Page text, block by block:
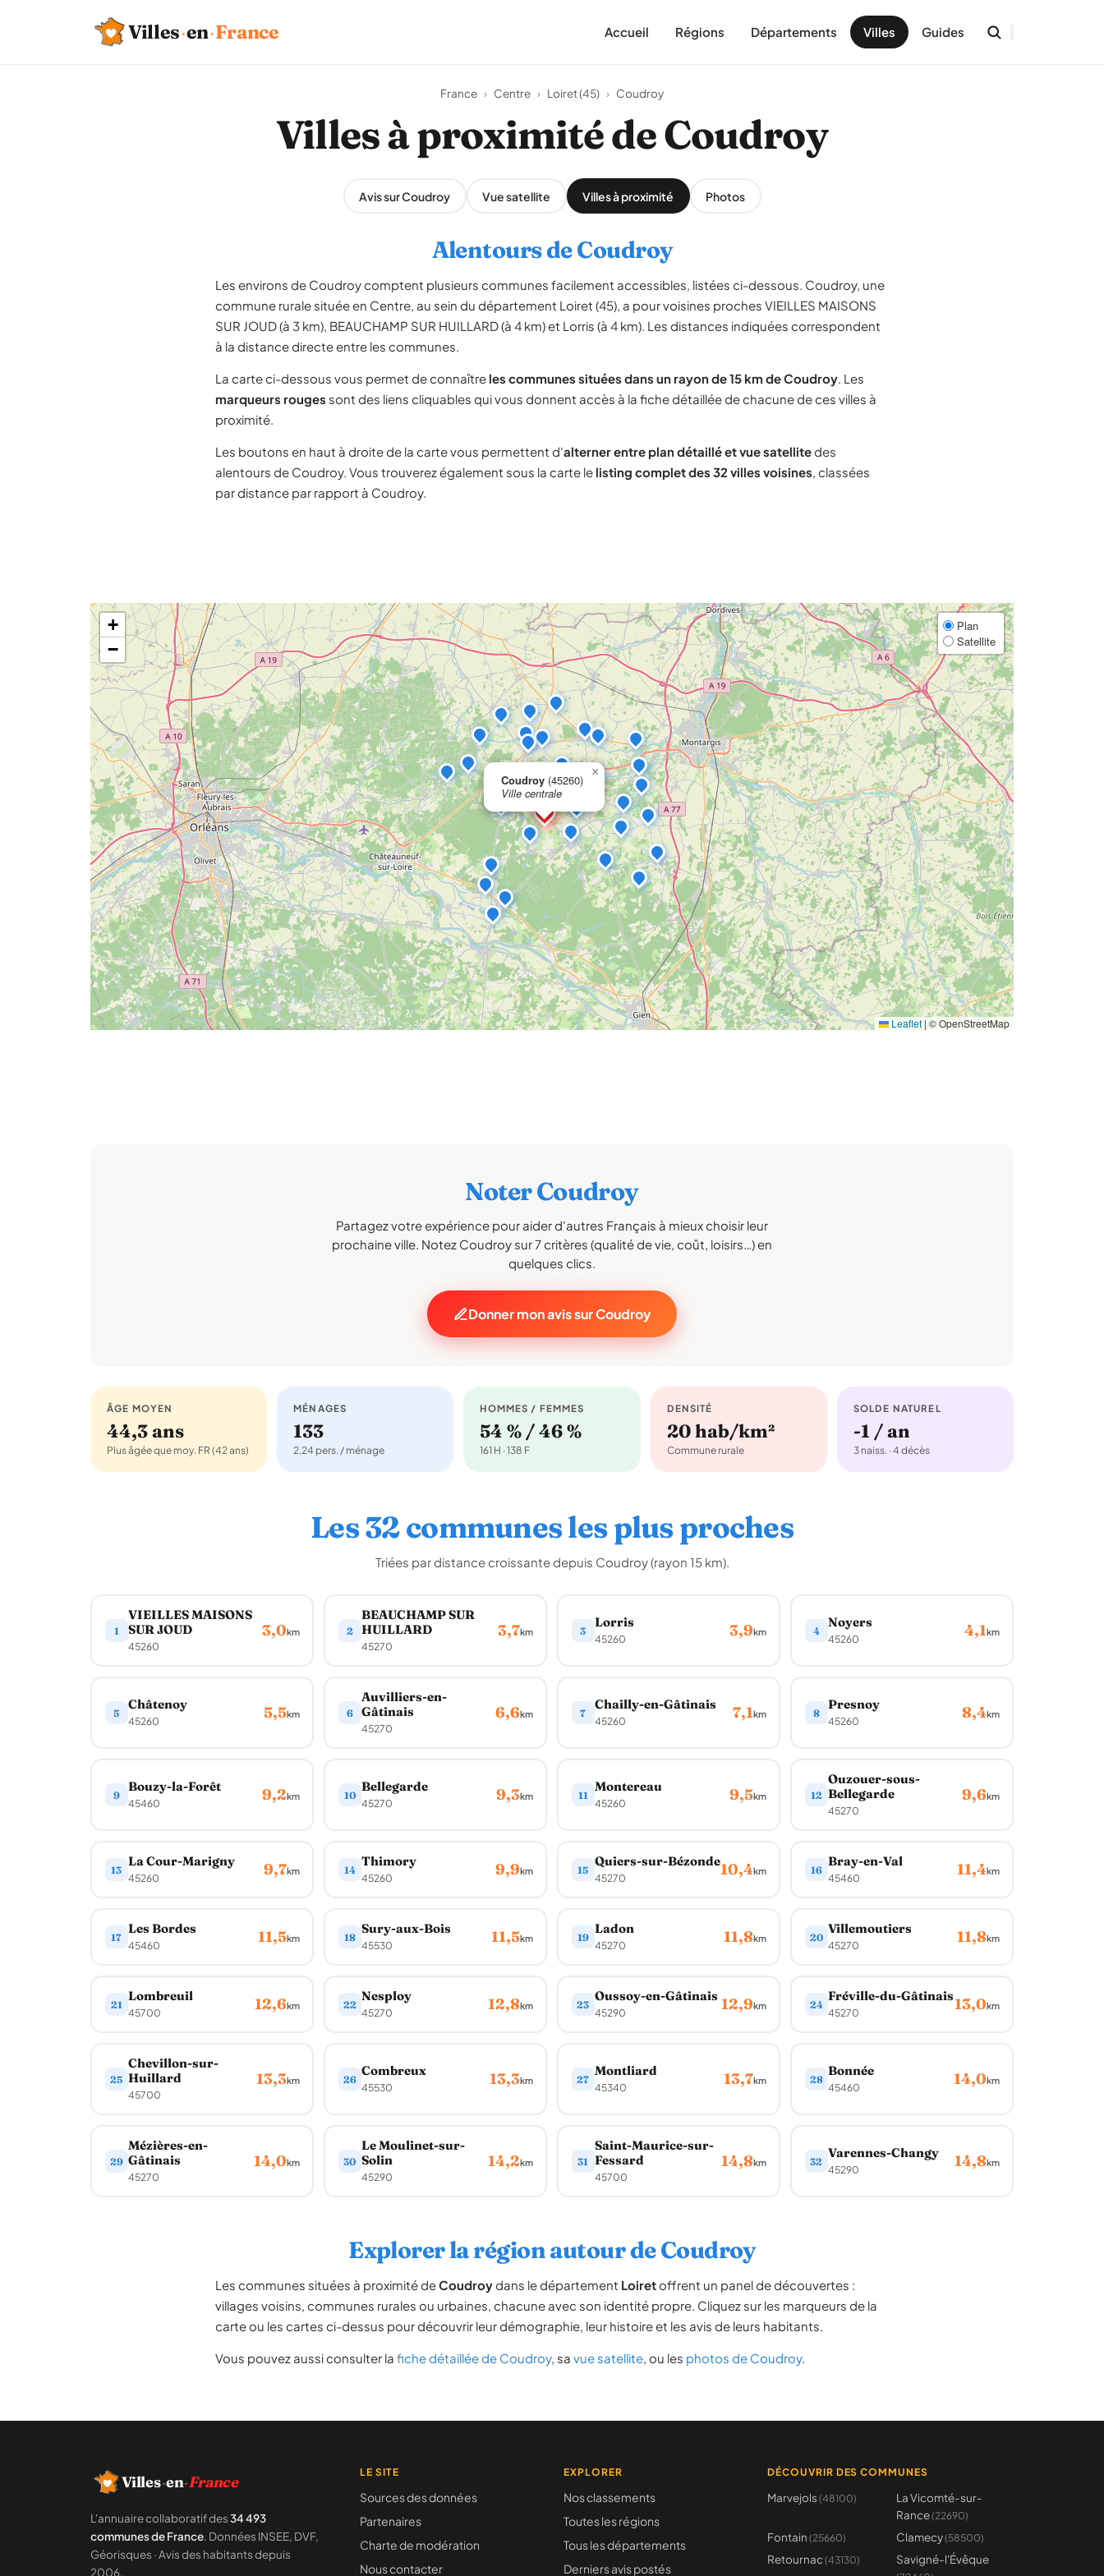
Villes·en·France Accueil Régions Départements Villes Guides
France › Centre › Loiret (45) › Coudroy
Villes à proximité de Coudroy
Avis sur Coudroy Vue satellite Villes à proximité Photos
Alentours de Coudroy
Les environs de Coudroy comptent plusieurs communes facilement accessibles, listées ci-dessous. Coudroy, une
commune rurale située en Centre, au sein du département Loiret (45), a pour voisines proches VIEILLES MAISONS
SUR JOUD (à 3 km), BEAUCHAMP SUR HUILLARD (à 4 km) et Lorris (à 4 km). Les distances indiquées correspondent
à la distance directe entre les communes.
La carte ci-dessous vous permet de connaître les communes situées dans un rayon de 15 km de Coudroy. Les
marqueurs rouges sont des liens cliquables qui vous donnent accès à la fiche détaillée de chacune de ces villes à
proximité.
Les boutons en haut à droite de la carte vous permettent d'alterner entre plan détaillé et vue satellitedes
alentours de Coudroy. Vous trouverez également sous la carte le listing complet des 32 villes voisines, classées
par distance par rapport à Coudroy.
Coudroy (45260)
Ville centrale
×
+
−
Plan
Satellite
Leaflet | © OpenStreetMap
Noter Coudroy
Partagez votre expérience pour aider d'autres Français à mieux choisir leur
prochaine ville. Notez Coudroy sur 7 critères (qualité de vie, coût, loisirs…) en
quelques clics.
Donner mon avis sur Coudroy
ÂGE MOYEN
44,3 ans
Plus âgée que moy. FR (42 ans)
MÉNAGES
133
2,24 pers. / ménage
HOMMES / FEMMES
54 % / 46 %
161 H · 138 F
DENSITÉ
20 hab/km²
Commune rurale
SOLDE NATUREL
-1 / an
3 naiss. · 4 décès
Les 32 communes les plus proches
Triées par distance croissante depuis Coudroy (rayon 15 km).
1
VIEILLES MAISONS
SUR JOUD
45260
3,0km 2
BEAUCHAMP SUR
HUILLARD
45270
3,7km 3
Lorris
45260 3,9km 4
Noyers
45260 4,1km
5
Châtenoy
45260 5,5km 6
Auvilliers-en-
Gâtinais
45270
6,6km 7
Chailly-en-Gâtinais
45260 7,1km 8
Presnoy
45260 8,4km
9
Bouzy-la-Forêt
45460 9,2km 10
Bellegarde
45270 9,3km 11
Montereau
45260 9,5km 12
Ouzouer-sous-
Bellegarde
45270
9,6km
13
La Cour-Marigny
45260 9,7km 14
Thimory
45260 9,9km 15
Quiers-sur-Bézonde
45270 10,4km 16
Bray-en-Val
45460 11,4km
17
Les Bordes
45460 11,5km 18
Sury-aux-Bois
45530 11,5km 19
Ladon
45270 11,8km 20
Villemoutiers
45270 11,8km
21
Lombreuil
45700 12,6km 22
Nesploy
45270 12,8km 23
Oussoy-en-Gâtinais
45290 12,9km 24
Fréville-du-Gâtinais
45270 13,0km
25
Chevillon-sur-
Huillard
45700
13,3km 26
Combreux
45530 13,3km 27
Montliard
45340 13,7km 28
Bonnée
45460 14,0km
29
Mézières-en-
Gâtinais
45270
14,0km 30
Le Moulinet-sur-
Solin
45290
14,2km 31
Saint-Maurice-sur-
Fessard
45700
14,8km 32
Varennes-Changy
45290 14,8km
Explorer la région autour de Coudroy
Les communes situées à proximité deCoudroydans le département Loiretoffrent un panel de découvertes :
villages voisins, communes rurales ou urbaines, chacune avec son identité propre. Cliquez sur les marqueurs de la
carte ou les cartes ci-dessus pour découvrir leur démographie, leur histoire et les avis de leurs habitants.
Vous pouvez aussi consulter la fiche détaillée de Coudroy, sa vue satellite, ou les photos de Coudroy.
Villes·en·France
L'annuaire collaboratif des34 493
communes de France. Données INSEE, DVF,
Géorisques · Avis des habitants depuis
2006.
LE SITE
Sources des données
Partenaires
Charte de modération
Nous contacter
EXPLORER
Nos classements
Toutes les régions
Tous les départements
Derniers avis postés
DÉCOUVRIR DES COMMUNES
Marvejols (48100)
La Vicomté-sur-
Rance(22690)
Fontain (25660) Clamecy(58500)
Retournac (43130) Savigné-l'Évêque